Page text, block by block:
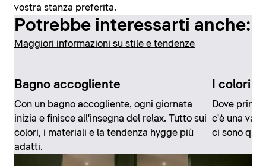
vostra stanza preferita.
Potrebbe interessarti anche:
Maggiori informazioni su stile e tendenze
Bagno accogliente
Con un bagno accogliente, ogni giornata
inizia e finisce all'insegna del relax. Tutto sui
colori, i materiali e la tendenza hygge più
adatti.
I colori
Dove prima
c'è una
ci sono